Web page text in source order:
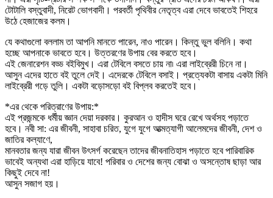
টোটালি বস্তুবাদী, নিরেট ভোগবাদী। পরবর্তী পৃথিবীর নেতৃত্ব এরা দেবে ভাবতেই শিহরে
উঠে হেজাজের কলম।
যে কথাগুলো বললাম তা আপনি মানতে পারেন, নাও পারেন। কিন্তু ভুল বলিনি। কথা
হচ্ছে আপনাকে ভাবতে হবে। উত্তরণের উপায় বের করতে হবে।
এই জেনারেশন বড্ড বইবিমুখ। এরা টেবিলে বসতে চায় না৷ এরা লাইব্রেরী চিনে না।
আসুন এদের হাতে বই তুলে দেই। এদেরকে টেবিলে বসাই। প্রত্যেকটা বাসায় একটা মিনি
লাইব্রেরী গড়ে তুলি। একটা বড়োসড়ো বই বিপ্লব করতেই হবে।
*এর থেকে পরিত্রাণের উপায়:*
এই প্রজন্মকে ধর্মীয় জ্ঞান দেয়া দরকার। কুরআন ও হাদীস ঘরে রেখে অর্থসহ পড়াতে
হবে। নবী সা: এর জীবনী, সাহাবা চরিত, যুগে যুগে আত্মত্যাগী আলেমদের জীবনী, দেশ ও
জাতির কল্যাণে,
মানবতার জন্য যারা জীবন উৎসর্গ করেছেন তাদের জীবনাতিহাস পড়াতে হবে পারিবারিক
ভাবেই অন্যথা এরা হাড়িয়ে যাবে! পরিবার ও দেশের জন্য বোঝা ও অসন্তোষ ছাড়া আর
কিছুই দেবে না!
আসুন সজাগ হয়।